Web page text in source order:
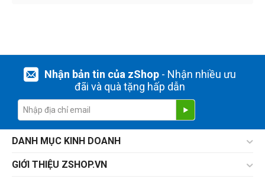
Nhận bản tin của zShop- Nhận nhiều ưu
đãi và quà tặng hấp dẫn
DANH MỤC KINH DOANH
GIỚI THIỆU ZSHOP.VN